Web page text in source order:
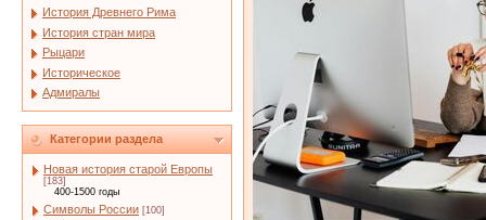
История Древнего Рима
История стран мира
Рыцари
Историческое
Адмиралы
Категории раздела
Новая история старой Европы
[183]
400-1500 годы
Символы России [100]